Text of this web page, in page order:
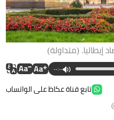
--:--
تابع قناة عكاظ على الواتساب